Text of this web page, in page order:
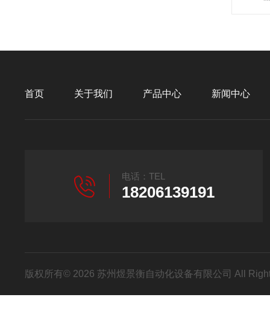
首页 关于我们 产品中心 新闻中心
电话：TEL
18206139191
版权所有© 2026 苏州煜景衡自动化设备有限公司 All